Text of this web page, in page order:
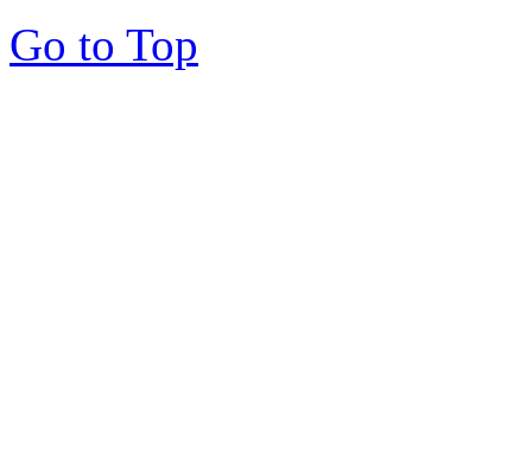
Go to Top